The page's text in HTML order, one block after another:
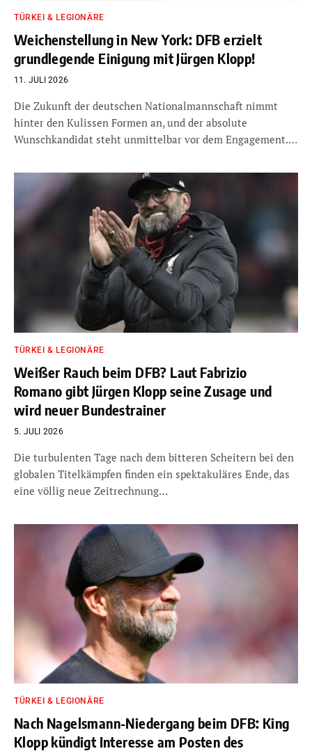
TÜRKEI & LEGIONÄRE
Weichenstellung in New York: DFB erzielt
grundlegende Einigung mit Jürgen Klopp!
11. JULI 2026
Die Zukunft der deutschen Nationalmannschaft nimmt
hinter den Kulissen Formen an, und der absolute
Wunschkandidat steht unmittelbar vor dem Engagement.…
TÜRKEI & LEGIONÄRE
Weißer Rauch beim DFB? Laut Fabrizio
Romano gibt Jürgen Klopp seine Zusage und
wird neuer Bundestrainer
5. JULI 2026
Die turbulenten Tage nach dem bitteren Scheitern bei den
globalen Titelkämpfen finden ein spektakuläres Ende, das
eine völlig neue Zeitrechnung…
TÜRKEI & LEGIONÄRE
Nach Nagelsmann-Niedergang beim DFB: King
Klopp kündigt Interesse am Posten des